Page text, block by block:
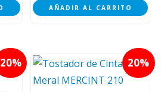
AÑADIR AL CARRITO
20 20